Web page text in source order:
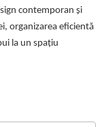
contemporan și
organizarea eficientă
la un spațiu